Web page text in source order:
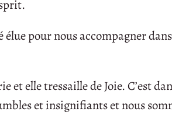
pour nous accompagner
elle tressaille de Joie. C’est
et insignifiants et nous